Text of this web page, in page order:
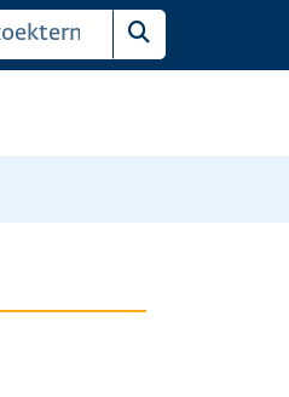
Zoeken